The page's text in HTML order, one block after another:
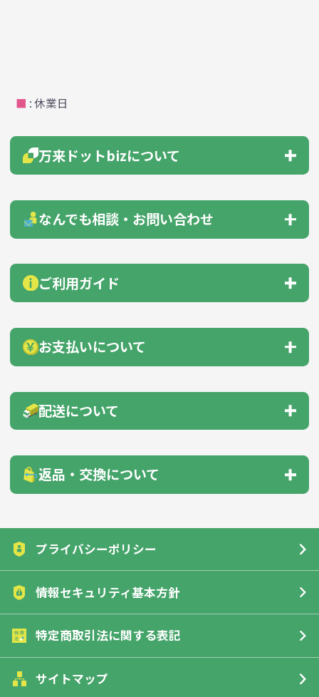
■ : 休業日
万来ドットbizについて
会社概要 はじめての方へ
よくあるご質問
なんでも相談・お問い合わせ
総合お問い合わせ 見積もりサポート
お急ぎ在庫確認依頼 サンプル貸出依頼
無料カタログ送付
ご利用ガイド
納品までの流れ 会員登録のすすめ
自動見積機能 商品の選び方
のし・包装
名入れガイド 印刷方法について
領収書ダウンロード
FAX注文について
お支払いについて
下記のいずれかの方法をお支払いください。
● 前払い（銀行振込・郵便振替）
配送について
配送先1箇所につき、30,000円以上（税抜）のご注文
で送料無料！
北海道
本州・四国・九州
1,000円
沖縄県、離島
返品・交換について
下記の場合は、商品到着後7日以内に一度ご連絡をくださ
い。返品・交換させていただきます。
■初期不良または不良品（破損、故障、使用目的が果たせ
ていない）の場合
■指定した名入れ、オリジナルの内容が異なっていた場合
プライバシーポリシー
情報セキュリティ基本方針
特定商取引法に関する表記
サイトマップ